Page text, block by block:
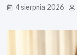
4 sierpnia 2026